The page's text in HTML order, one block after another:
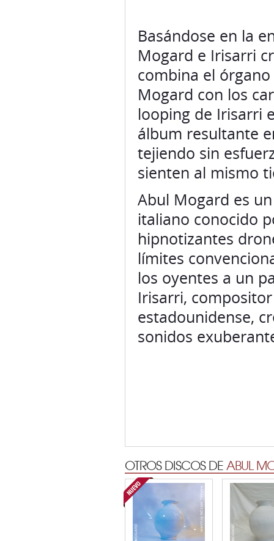
Basándose en la
Mogard e Irisarri
combina el
Mogard con los
looping de Irisarri
álbum resultante
tejiendo sin
sienten al mismo
Abul Mogard es
italiano conocido
hipnotizantes
límites
los oyentes a un
Irisarri,
estadounidense,
sonidos
OTROS DISCOS DEABUL